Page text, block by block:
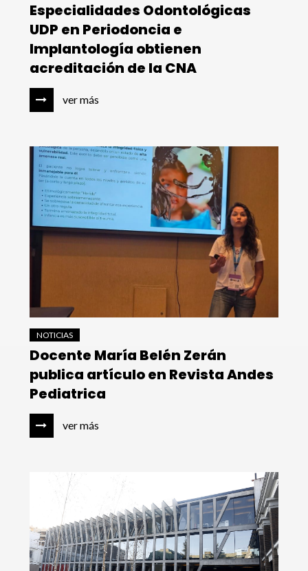
Especialidades Odontológicas
UDP en Periodoncia e
Implantología obtienen
acreditación de la CNA
ver más
NOTICIAS
Docente María Belén Zerán
publica artículo en Revista Andes
Pediatrica
ver más